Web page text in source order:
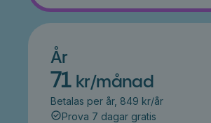
År
71 kr/månad
Betalas per år, 849 kr/år
Prova 7 dagar gratis